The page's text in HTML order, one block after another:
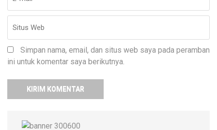
Simpan nama, email, dan situs web saya pada peramban
ini untuk komentar saya berikutnya.